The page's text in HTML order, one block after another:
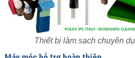
Thiết bị làm sạch chuyên